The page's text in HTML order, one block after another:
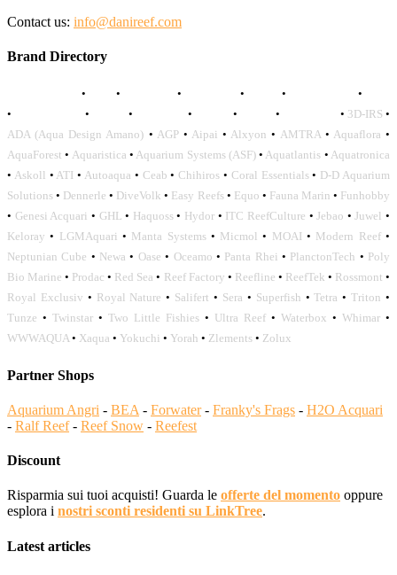
Contact us: info@danireef.com
Brand Directory
• • • • • •
•
• • • • • • 3D-IRS •
ADA (Aqua Design Amano) • AGP• Aipai • Alxyon • AMTRA• Aquaflora •
AquaForest • Aquaristica • Aquarium Systems (ASF)• Aquatlantis • Aquatronica
• Askoll • ATI • Autoaqua • Ceab • Chihiros • Coral Essentials• D-D Aquarium
Solutions • Dennerle • DiveVolk • Easy Reefs• Equo • Fauna Marin • Funhobby
• Genesi Acquari • GHL • Haquoss• Hydor • ITC ReefCulture •Jebao •Juwel •
Keloray • LGMAquari • Manta Systems• Micmol • MOAI • Modern Reef•
Neptunian Cube • Newa • Oase • Oceamo • Panta Rhei • PlanctonTech • Poly
Bio Marine • Prodac • Red Sea • Reef Factory • Reefline • ReefTek • Rossmont •
Royal Exclusiv • Royal Nature • Salifert • Sera • Superfish •Tetra •Triton •
Tunze • Twinstar • Two Little Fishies • Ultra Reef • Waterbox • Whimar •
WWWAQUA• Xaqua • Yokuchi • Yorah • Zlements • Zolux
Partner Shops
Aquarium Angri - BEA - Forwater- Franky's Frags - H2O Acquari
- Ralf Reef- Reef Snow - Reefest
Discount
Risparmia sui tuoi acquisti! Guarda le offerte del momento oppure
esplora i nostri sconti residenti su LinkTree.
Latest articles